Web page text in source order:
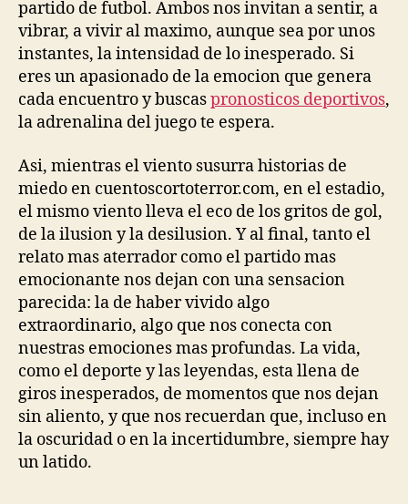
partido de futbol. Ambos nos invitan a sentir, a
vibrar, a vivir al maximo, aunque sea por unos
instantes, la intensidad de lo inesperado. Si
eres un apasionado de la emocion que genera
cada encuentro y buscaspronosticos deportivos,
la adrenalina del juego te espera.
Asi, mientras el viento susurra historias de
miedo en cuentoscortoterror.com, en el estadio,
el mismo viento lleva el eco de los gritos de gol,
de la ilusion y la desilusion. Y al final, tanto el
relato mas aterrador como el partido mas
emocionante nos dejan con una sensacion
parecida: la de haber vivido algo
extraordinario, algo que nos conecta con
nuestras emociones mas profundas. La vida,
como el deporte y las leyendas, esta llena de
giros inesperados, de momentos que nos dejan
sin aliento, y que nos recuerdan que, incluso en
la oscuridad o en la incertidumbre, siempre hay
un latido.